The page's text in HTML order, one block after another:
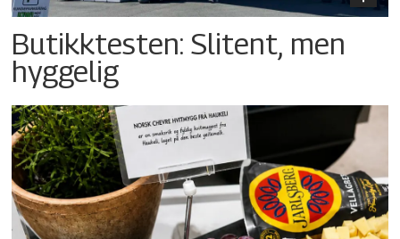
Butikktesten: Slitent, men
hyggelig